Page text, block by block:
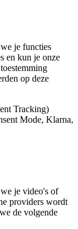
je functies
en kun je onze
op deze
Tracking)
Mode, Klarna,
je video's of
providers wordt
de volgende